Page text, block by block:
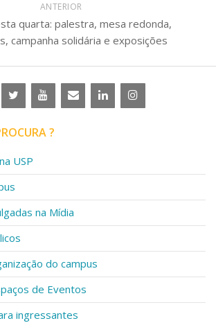
ANTERIOR
quarta: palestra, mesa redonda,
campanha solidária e exposições
?
USP
na Mídia
do campus
de Eventos
ingressantes